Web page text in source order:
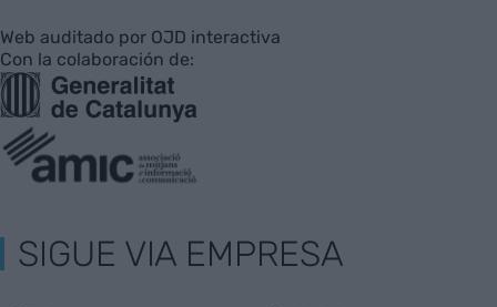
Web auditado por OJD interactiva
Con la colaboración de:
SIGUE VIA EMPRESA